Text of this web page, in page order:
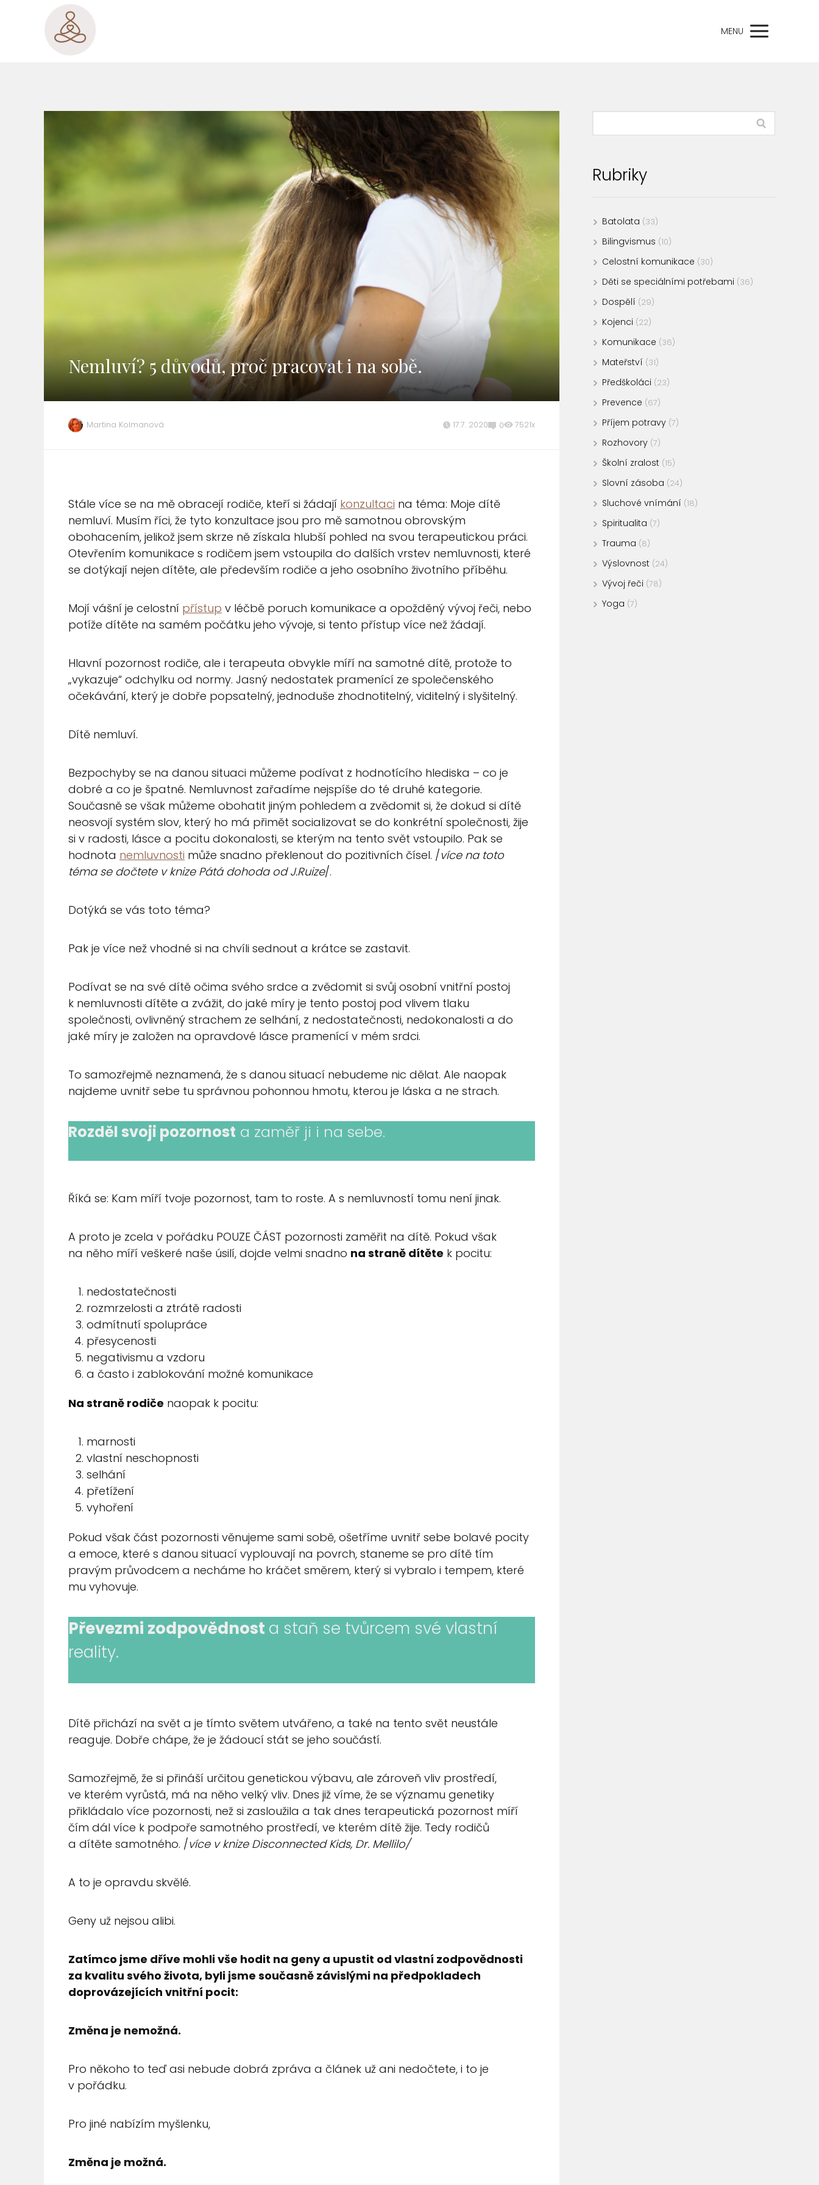
MENU
Nemluví? 5 důvodů, proč pracovat i na sobě.
Martina Kolmanová 17.7. 2020 0 7521x
Stále více se na mě obracejí rodiče, kteří si žádají konzultaci na téma: Moje dítě
nemluví. Musím říci, že tyto konzultace jsou pro mě samotnou obrovským
obohacením, jelikož jsem skrze ně získala hlubší pohled na svou terapeutickou práci.
Otevřením komunikace s rodičem jsem vstoupila do dalších vrstev nemluvnosti, které
se dotýkají nejen dítěte, ale především rodiče a jeho osobního životního příběhu.
Mojí vášní je celostní přístup v léčbě poruch komunikace a opožděný vývoj řeči, nebo
potíže dítěte na samém počátku jeho vývoje, si tento přístup více než žádají.
Hlavní pozornost rodiče, ale i terapeuta obvykle míří na samotné dítě, protože to
„vykazuje“ odchylku od normy. Jasný nedostatek pramenící ze společenského
očekávání, který je dobře popsatelný, jednoduše zhodnotitelný, viditelný i slyšitelný.
Dítě nemluví.
Bezpochyby se na danou situaci můžeme podívat z hodnotícího hlediska – co je
dobré a co je špatné. Nemluvnost zařadíme nejspíše do té druhé kategorie.
Současně se však můžeme obohatit jiným pohledem a zvědomit si, že dokud si dítě
neosvojí systém slov, který ho má přimět socializovat se do konkrétní společnosti, žije
si v radosti, lásce a pocitu dokonalosti, se kterým na tento svět vstoupilo. Pak se
hodnota nemluvnosti může snadno překlenout do pozitivních čísel. /více na toto
téma se dočtete v knize Pátá dohoda od J.Ruize/.
Dotýká se vás toto téma?
Pak je více než vhodné si na chvíli sednout a krátce se zastavit.
Podívat se na své dítě očima svého srdce a zvědomit si svůj osobní vnitřní postoj
k nemluvnosti dítěte a zvážit, do jaké míry je tento postoj pod vlivem tlaku
společnosti, ovlivněný strachem ze selhání, z nedostatečnosti, nedokonalosti a do
jaké míry je založen na opravdové lásce pramenící v mém srdci.
To samozřejmě neznamená, že s danou situací nebudeme nic dělat. Ale naopak
najdeme uvnitř sebe tu správnou pohonnou hmotu, kterou je láska a ne strach.
Rozděl svoji pozornost a zaměř ji i na sebe.
Říká se: Kam míří tvoje pozornost, tam to roste. A s nemluvností tomu není jinak.
A proto je zcela v pořádku POUZE ČÁST pozornosti zaměřit na dítě. Pokud však
na něho míří veškeré naše úsilí, dojde velmi snadno na straně dítěte k pocitu:
nedostatečnosti
rozmrzelosti a ztrátě radosti
odmítnutí spolupráce
přesycenosti
negativismu a vzdoru
a často i zablokování možné komunikace
Na straně rodiče naopak k pocitu:
marnosti
vlastní neschopnosti
selhání
přetížení
vyhoření
Pokud však část pozornosti věnujeme sami sobě, ošetříme uvnitř sebe bolavé pocity
a emoce, které s danou situací vyplouvají na povrch, staneme se pro dítě tím
pravým průvodcem a necháme ho kráčet směrem, který si vybralo i tempem, které
mu vyhovuje.
Převezmi zodpovědnost a staň se tvůrcem své vlastní
reality.
Dítě přichází na svět a je tímto světem utvářeno, a také na tento svět neustále
reaguje. Dobře chápe, že je žádoucí stát se jeho součástí.
Samozřejmě, že si přináší určitou genetickou výbavu, ale zároveň vliv prostředí,
ve kterém vyrůstá, má na něho velký vliv. Dnes již víme, že se významu genetiky
přikládalo více pozornosti, než si zasloužila a tak dnes terapeutická pozornost míří
čím dál více k podpoře samotného prostředí, ve kterém dítě žije. Tedy rodičů
a dítěte samotného. /více v knize Disconnected Kids, Dr. Mellilo/
A to je opravdu skvělé.
Geny už nejsou alibi.
Zatímco jsme dříve mohli vše hodit na geny a upustit od vlastní zodpovědnosti
za kvalitu svého života, byli jsme současně závislými na předpokladech
doprovázejících vnitřní pocit:
Změna je nemožná.
Pro někoho to teď asi nebude dobrá zpráva a článek už ani nedočtete, i to je
v pořádku.
Pro jiné nabízím myšlenku,
Změna je možná.
Rubriky
Batolata (33)
Bilingvismus (10)
Celostní komunikace (30)
Děti se speciálními potřebami (36)
Dospělí (29)
Kojenci (22)
Komunikace (36)
Mateřství (31)
Předškoláci (23)
Prevence (67)
Příjem potravy (7)
Rozhovory (7)
Školní zralost (15)
Slovní zásoba (24)
Sluchové vnímání (18)
Spiritualita (7)
Trauma (8)
Výslovnost (24)
Vývoj řeči (78)
Yoga (7)